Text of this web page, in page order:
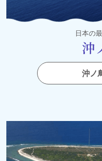
日本の
沖
沖ノ